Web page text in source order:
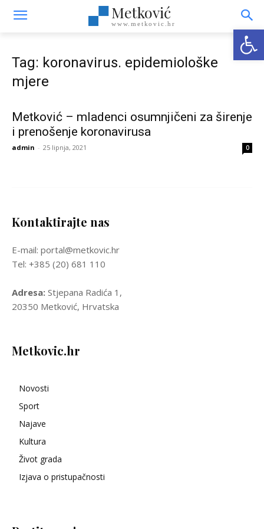
Metković
www.metkovic.hr
Tag: koronavirus. epidemiološke
mjere
Metković – mladenci osumnjičeni za širenje
i prenošenje koronavirusa
admin - 25 lipnja, 2021 0
Kontaktirajte nas
E-mail: portal@metkovic.hr
Tel: +385 (20) 681 110
Adresa: Stjepana Radića 1,
20350 Metković, Hrvatska
Metkovic.hr
Novosti
Sport
Najave
Kultura
Život grada
Izjava o pristupačnosti